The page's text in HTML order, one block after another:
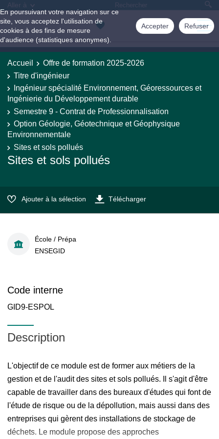
En poursuivant votre navigation sur ce
site, vous acceptez l'utilisation de
cookies à des fins de mesure
d'audience (statistiques anonymes).
Accepter Refuser
Aller à
Accueil
Offre de formation 2025-2026
Titre d'ingénieur
Ingénieur spécialité Environnement, Géoressources et
Ingénierie du Développement durable
Semestre 9 - Contrat de Professionnalisation
Option Géologie, Géotechnique et Géophysique
Environnementale
Sites et sols pollués
Sites et sols pollués
Ajouter à la sélection Télécharger
École / Prépa
ENSEGID
Code interne
GID9-ESPOL
Description
L'objectif de ce module est de former aux métiers de la
gestion et de l'audit des sites et sols pollués. Il s'agit d'être
capable de travailler dans des bureaux d'études qui font de
l'étude de risque ou de la dépollution, mais aussi dans des
entreprises qui gèrent des installations de stockage de
déchets. Le module propose des approches